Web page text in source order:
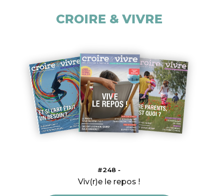
CROIRE & VIVRE
#248 -
Viv(r)e le repos !